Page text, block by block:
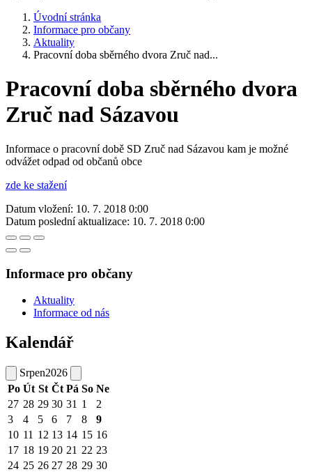
Úvodní stránka
Informace pro občany
Aktuality
Pracovní doba sběrného dvora Zruč nad...
Pracovní doba sběrného dvora
Zruč nad Sázavou
Informace o pracovní době SD Zruč nad Sázavou kam je možné
odvážet odpad od občanů obce
zde ke stažení
Datum vložení: 10. 7. 2018 0:00
Datum poslední aktualizace: 10. 7. 2018 0:00
Informace pro občany
Aktuality
Informace od nás
Kalendář
Srpen2026
Po Út St Čt Pá So Ne
27 28 29 30 31 1
2
3
4 5 6 7 8
9
10 11 12 13 14 15 16
17 18 19 20 21 22 23
24 25 26 27 28 29 30